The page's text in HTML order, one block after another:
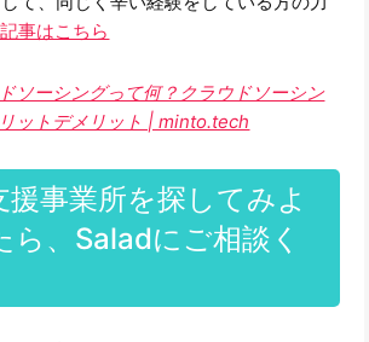
事はこちら
ソーシングって何？クラウドソーシン
ットデメリット | minto.tech
援事業所を探してみよ
ら、Saladにご相談く